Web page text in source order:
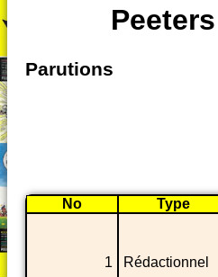
Parutions
No Type
1 Rédactionnel